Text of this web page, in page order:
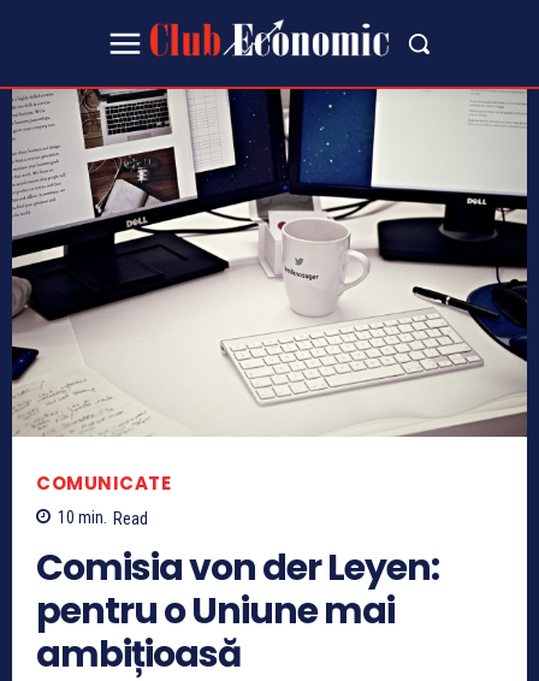
COMUNICATE
10 min. Read
Comisia von der Leyen:
pentru o Uniune mai
ambițioasă